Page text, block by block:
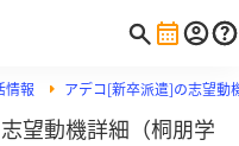
情報 アデコ[新卒派遣]の志望動
望動機詳細（桐朋学